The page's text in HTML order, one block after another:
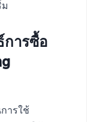
ม
การซื้อ
ารใช้